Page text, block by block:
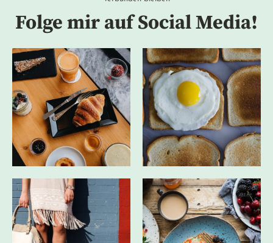
Folge mir auf Social Media!